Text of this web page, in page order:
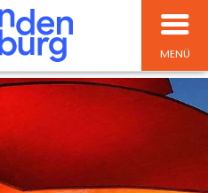
MENÜ